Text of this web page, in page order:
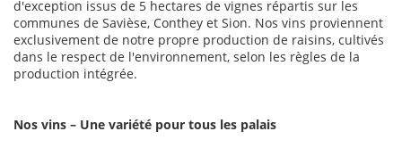
d'exception issus de 5 hectares de vignes répartis sur les
communes de Savièse, Conthey et Sion. Nos vins proviennent
exclusivement de notre propre production de raisins, cultivés
dans le respect de l'environnement, selon les règles de la
production intégrée.
Nos vins – Une variété pour tous les palais